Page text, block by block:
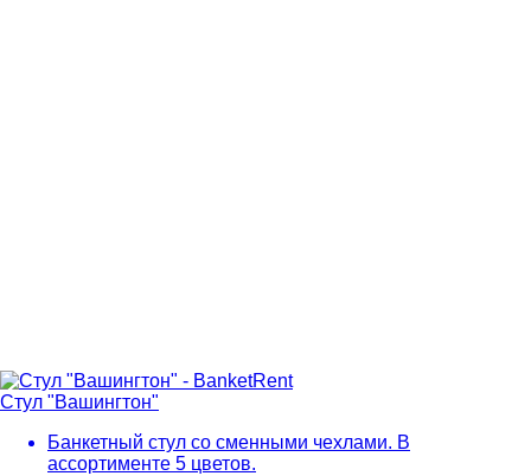
Стул "Вашингтон"
Банкетный стул со сменными чехлами. В
ассортименте 5 цветов.